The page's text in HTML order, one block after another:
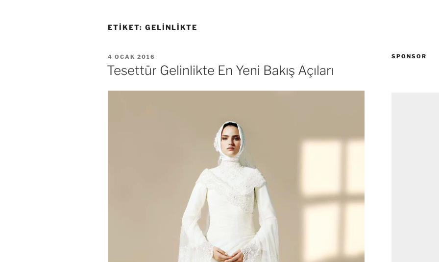
ETIKET: GELINLIKTE
YAYIM
TARIHI
4 OCAK 2016
Tesettür Gelinlikte En Yeni Bakış Açıları
SPONSOR